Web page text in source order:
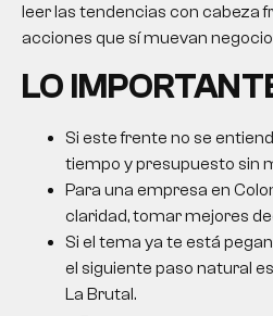
leer las tendencias con cabeza
acciones que sí muevan
LO
Si este frente no se
tiempo y presupuesto sin
Para una empresa en
claridad, tomar mejores
Si el tema ya te está
el siguiente paso natural
La Brutal.